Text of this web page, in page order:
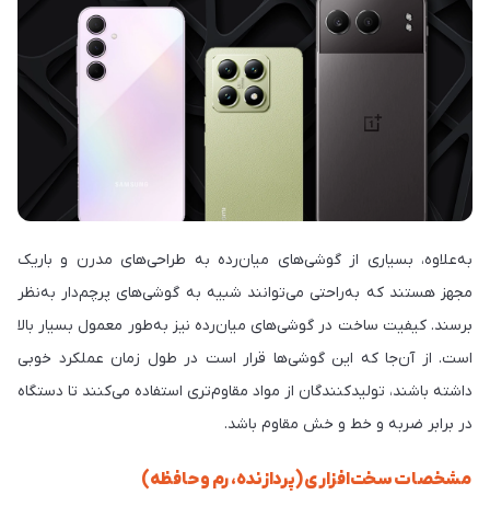
به‌علاوه، بسیاری از گوشی‌های میان‌رده به طراحی‌های مدرن و باریک
مجهز هستند که به‌راحتی می‌توانند شبیه به گوشی‌های پرچم‌دار به‌نظر
برسند. کیفیت ساخت در گوشی‌های میان‌رده نیز به‌طور معمول بسیار بالا
است. از آن‌جا که این گوشی‌ها قرار است در طول زمان عملکرد خوبی
داشته باشند، تولیدکنندگان از مواد مقاوم‌تری استفاده می‌کنند تا دستگاه
در برابر ضربه و خط و خش مقاوم باشد.
مشخصات سخت‌افزاری (پردازنده، رم و حافظه)